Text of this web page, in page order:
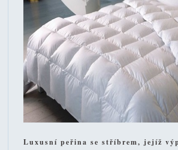
Luxusní peřina se stříbrem, jejíž